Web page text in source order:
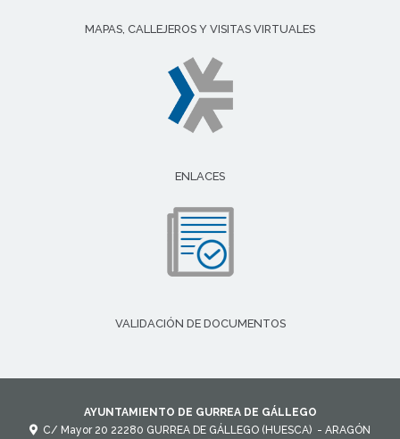
MAPAS, CALLEJEROS Y VISITAS VIRTUALES
ENLACES
VALIDACIÓN DE DOCUMENTOS
AYUNTAMIENTO DE GURREA DE GÁLLEGO
C/ Mayor 20 22280 GURREA DE GÁLLEGO (HUESCA) - ARAGÓN